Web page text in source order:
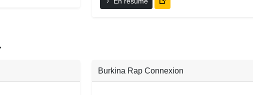
Burkina Rap Connexion